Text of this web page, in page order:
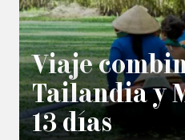
Viaje
Tailandia y
13 días